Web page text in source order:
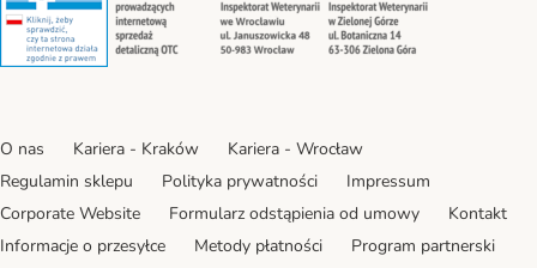
O nas Kariera - Kraków
Kariera - Wrocław
Regulamin sklepu
Polityka prywatności
Impressum
Corporate Website
Formularz odstąpienia od umowy
Kontakt
Informacje o przesyłce
Metody płatności
Program partnerski